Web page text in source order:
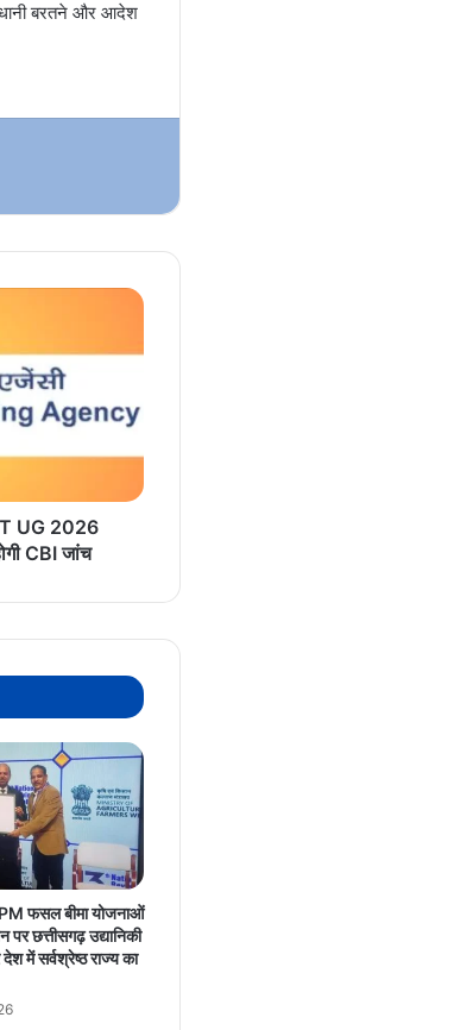
बरतने और आदेश
UG 2026
CBI जांच
फसल बीमा योजनाओं
पर छत्तीसगढ़ उद्यानिकी
में सर्वश्रेष्ठ राज्य का